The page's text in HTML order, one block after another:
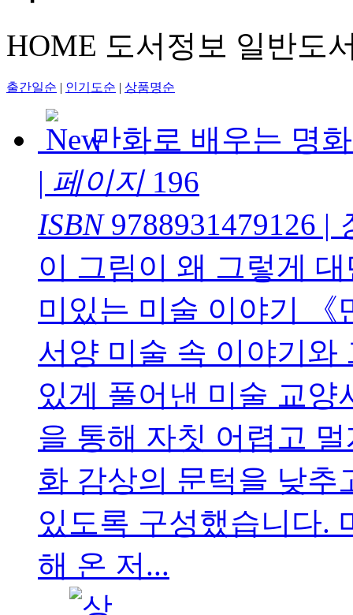
HOME 도서정보 일반도
출간일순 | 인기도순 | 상품명순
만화로 배우는 명
| 페이지196
ISBN9788931479126 |
이 그림이 왜 그렇게
미있는 미술 이야기
서양 미술 속 이야기와
있게 풀어낸 미술 교양
을 통해 자칫 어렵고
화 감상의 문턱을 낮추
있도록 구성했습니다.
해 온 저...